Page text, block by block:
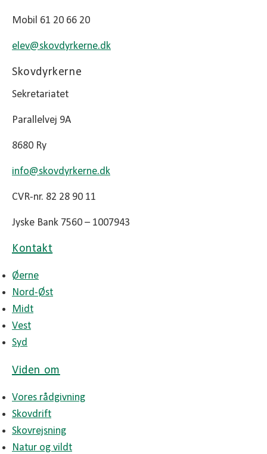
Mobil 61 20 66 20
elev@skovdyrkerne.dk
Skovdyrkerne
Sekretariatet
Parallelvej 9A
8680 Ry
info@skovdyrkerne.dk
CVR-nr. 82 28 90 11
Jyske Bank 7560 – 1007943
Kontakt
Øerne
Nord-Øst
Midt
Vest
Syd
Viden om
Vores rådgivning
Skovdrift
Skovrejsning
Natur og vildt